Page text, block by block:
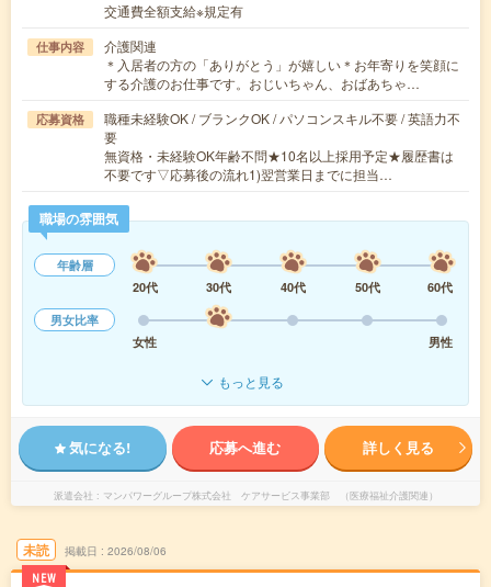
交通費全額支給※規定有
仕事内容
介護関連
＊入居者の方の「ありがとう」が嬉しい＊お年寄りを笑顔に
する介護のお仕事です。おじいちゃん、おばあちゃ…
応募資格
職種未経験OK / ブランクOK / パソコンスキル不要 / 英語力不
要
無資格・未経験OK年齢不問★10名以上採用予定★履歴書は
不要です▽応募後の流れ1)翌営業日までに担当…
職場の雰囲気
年齢層
20代
30代 40代 50代
60代
男女比率
女性
男性
もっと見る
気になる! 応募へ進む 詳しく見る
派遣会社 マンパワーグループ株式会社 ケアサービス事業部 （医療福祉介護関連）
未読
NEW
掲載日 2026/08/06